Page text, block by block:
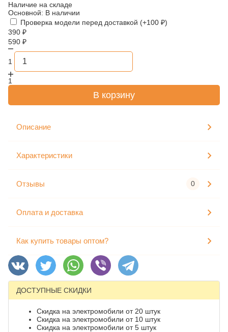
Наличие на складе
Основной: В наличии
Проверка модели перед доставкой (+100 ₽)
390 ₽
590 ₽
1
1
В корзину
Описание
Характеристики
Отзывы 0
Оплата и доставка
Как купить товары оптом?
ДОСТУПНЫЕ СКИДКИ
Скидка на электромобили от 20 штук
Скидка на электромобили от 10 штук
Скидка на электромобили от 5 штук